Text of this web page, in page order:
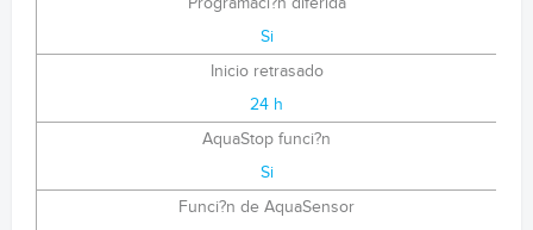
Si
Inicio retrasado
24 h
AquaStop funci?n
Si
Funci?n de AquaSensor